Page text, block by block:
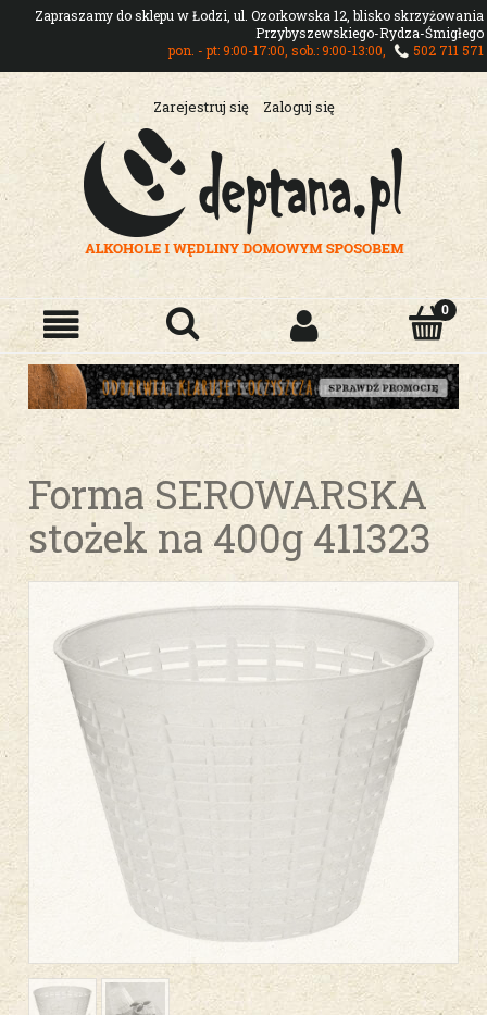
Zapraszamy do sklepu w Łodzi, ul. Ozorkowska 12, blisko skrzyżowania
Przybyszewskiego-Rydza-Śmigłego
pon. - pt: 9:00-17:00, sob.: 9:00-13:00,
502 711 571
Zarejestruj się Zaloguj się
Forma SEROWARSKA
stożek na 400g 411323